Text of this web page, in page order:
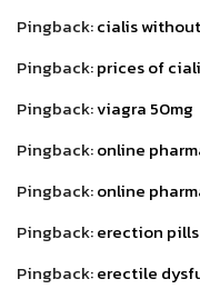
Pingback:cialis
Pingback:prices of
Pingback:viagra 50mg
Pingback:online
Pingback:online
Pingback:erection
Pingback:erectile